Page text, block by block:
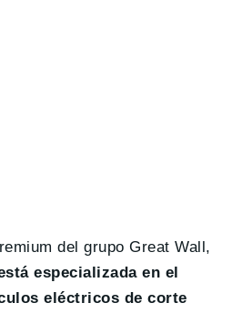
del grupo Great Wall,
especializada en el
eléctricos de corte